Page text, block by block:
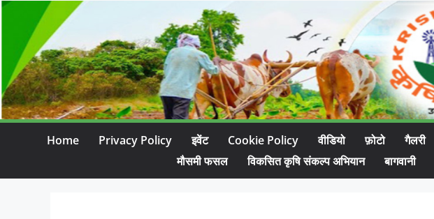
Home Privacy Policy इवेंट Cookie Policy वीडियो फ़ोटो गैलरी
मौसमी फसल
विकसित कृषि संकल्प अभियान बागवानी